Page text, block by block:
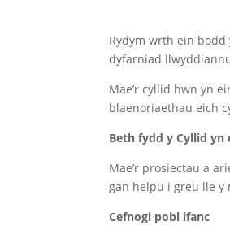
Rydym wrth ein bodd
dyfarniad
Mae’r cyllid hwn yn
blaenoriaethau eich
Beth fydd y Cyllid yn
Mae’r prosiectau a
gan helpu i greu lle y
Cefnogi pobl ifanc